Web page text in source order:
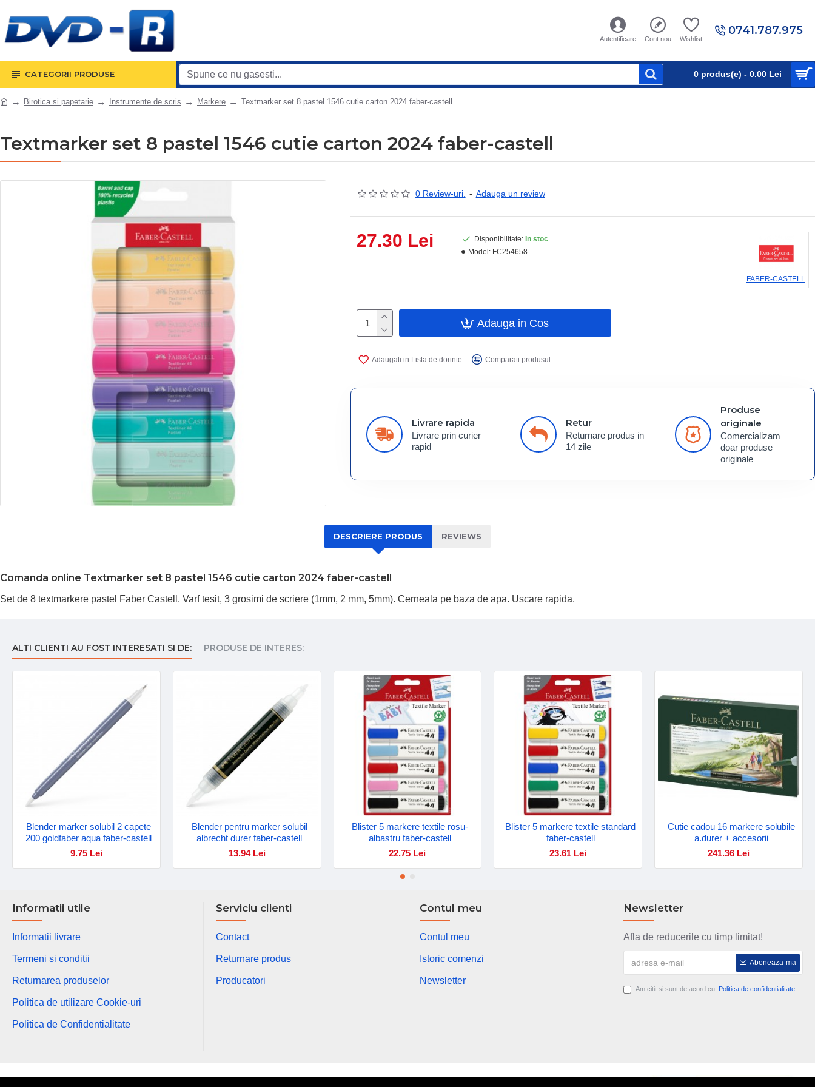
0741.787.975
Autentificare Cont nou Wishlist
CATEGORII PRODUSE 0 produs(e) - 0.00 Lei
Birotica si papetarie Instrumente de scris Markere Textmarker set 8 pastel 1546 cutie carton 2024 faber-castell
Textmarker set 8 pastel 1546 cutie carton 2024 faber-castell
0 Review-uri. - Adauga un review
27.30 Lei Disponibilitate: In stoc
Model: FC254658
FABER-CASTELL
Adauga in Cos
Adaugati in Lista de dorinte Comparati produsul
Livrare rapida
Livrare prin curier
rapid
Retur
Returnare produs in
14 zile
Produse
originale
Comercializam
doar produse
originale
DESCRIERE PRODUS REVIEWS
Comanda online Textmarker set 8 pastel 1546 cutie carton 2024 faber-castell
Set de 8 textmarkere pastel Faber Castell. Varf tesit, 3 grosimi de scriere (1mm, 2 mm, 5mm). Cerneala pe baza de apa. Uscare rapida.
ALTI CLIENTI AU FOST INTERESATI SI DE: PRODUSE DE INTERES:
Blender marker solubil 2 capete
200 goldfaber aqua faber-castell
9.75 Lei
Blender pentru marker solubil
albrecht durer faber-castell
13.94 Lei
Blister 5 markere textile rosu-
albastru faber-castell
22.75 Lei
Blister 5 markere textile standard
faber-castell
23.61 Lei
Cutie cadou 16 markere solubile
a.durer + accesorii
241.36 Lei
Informatii utile
Informatii livrare
Termeni si conditii
Returnarea produselor
Politica de utilizare Cookie-uri
Politica de Confidentialitate
Serviciu clienti
Contact
Returnare produs
Producatori
Contul meu
Contul meu
Istoric comenzi
Newsletter
Newsletter
Afla de reducerile cu timp limitat!
Aboneaza-ma
Am citit si sunt de acord cu Politica de confidentialitate